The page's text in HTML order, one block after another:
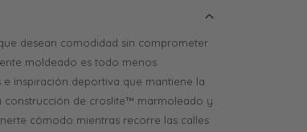
desean comodidad sin comprometer
moldeado es todo menos
inspiración deportiva que mantiene la
construcción de croslite™ marmoleado y
cómodo mientras recorre las calles